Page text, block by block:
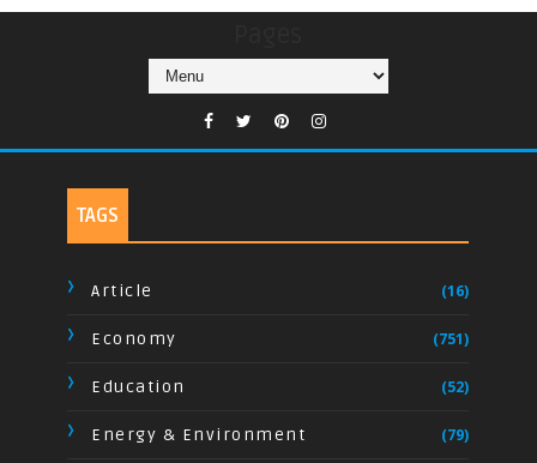
TAGS
Article (16)
Economy (751)
Education (52)
Energy & Environment (79)